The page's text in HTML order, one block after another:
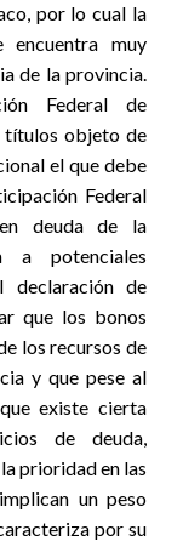
por lo cual la
muy
de la provincia.
Federal de
títulos objeto de
el que debe
Federal
deuda de la
potenciales
declaración de
que los bonos
los recursos de
y que pese al
existe cierta
de deuda,
prioridad en las
un peso
por su